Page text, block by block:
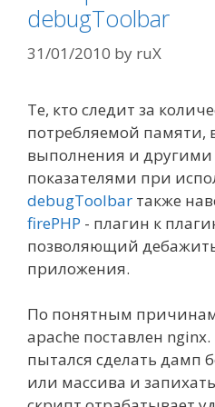
debugToolbar
31/01/2010 by ruX
Те, кто следит за
потребляемой памяти,
выполнения и
показателями при
debugToolbar также
firePHP - плагин к
позволяющий дебажить
приложения.
По понятным
apache поставлен
пытался сделать дамп
или массива и запихать